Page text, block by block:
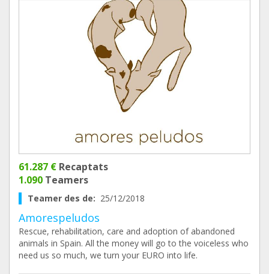
61.287 € Recaptats
1.090 Teamers
Teamer des de: 25/12/2018
Amorespeludos
Rescue, rehabilitation, care and adoption of abandoned
animals in Spain. All the money will go to the voiceless who
need us so much, we turn your EURO into life.